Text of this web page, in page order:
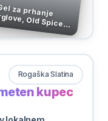
za prhanje Bearglove, Old Spice,
400 ml
Rogaška Slatina
kupec